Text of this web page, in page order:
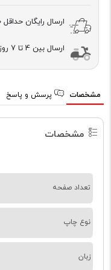
ارسال رایگان حداقل
ارسال بین 4 تا 7 روز
مشخصات پرسش و پاسخ
مشخصات
تعداد صفحه
نوع چاپ
زبان